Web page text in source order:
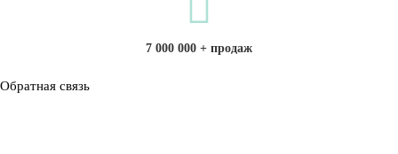
7 000 000 + продаж
Обратная связь